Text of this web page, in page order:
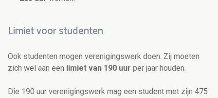
Limiet voor studenten
Ook studenten mogen verenigingswerk doen. Zij moeten
zich wel aan een limiet van 190 uur per jaar houden.
Die 190 uur verenigingswerk mag een student met zijn 475